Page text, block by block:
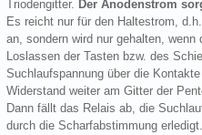
Triodengitter. Der Anodenstrom
Es reicht nur für den Haltestrom,
an, sondern wird nur gehalten,
Loslassen der Tasten bzw. des
Suchlaufspannung über die
Widerstand weiter am Gitter der
Dann fällt das Relais ab, die
durch die Scharfabstimmung erledigt.